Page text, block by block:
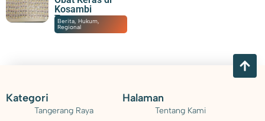
Kosambi
Tangerang
06/08/2026|14:20
Berita,Hukum,
Regional
Kategori
Tangerang Raya
Halaman
Tentang Kami